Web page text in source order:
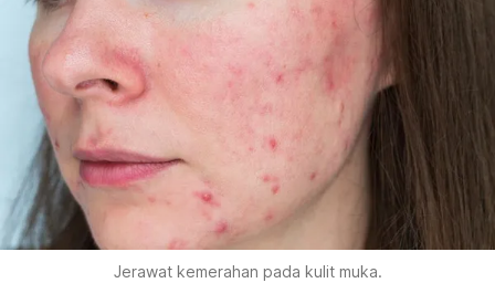
Jerawat kemerahan pada kulit muka.